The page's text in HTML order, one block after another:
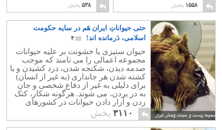
۱۵۵۸ پخش ۵۳۸ پخش
حتی حیواناتِ ایران هَم در سایه حکومت
اسلامی، دَرمانده اند!
۴
حیوان ستیزی یا خشونت بر علیه حیوانات
مجموعه اعمالی را می نامند که موجب
صدمه دیدن، شکنجه شدن، درد کشیدن و یا
کشته شدن هر جانداری (به غیر از انسان)
برای دلیلی به غیر از دفاع شخصی و جان
به در بردن، می شوند. هرگونه شکار، کتک
زدن و آزار دادن حیوانات در کشورهای
متمدن جرم است و با فرد خاطی برخورد
می شود.
۳۱۱۰ پخش